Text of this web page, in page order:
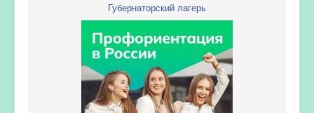
Губернаторский лагерь